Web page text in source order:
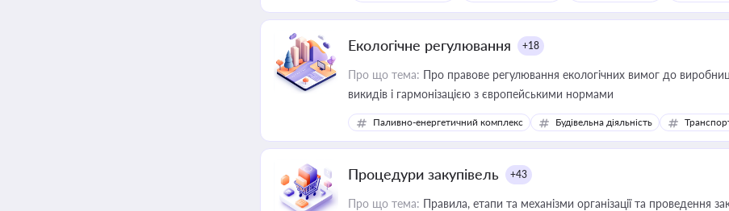
Екологічне регулювання +18
Про що тема: Про правове регулювання екологічних вимог до
викидів і гармонізацією з європейськими нормами
Паливно-енергетичний комплекс Будівельна діяльність
Процедури закупівель +43
Про що тема: Правила, етапи та механізми організації та проведення